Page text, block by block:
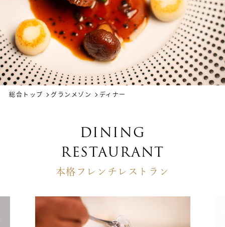
総合トップ グランメゾン ディナー
DINING
RESTAURANT
本格フレンチレストラン